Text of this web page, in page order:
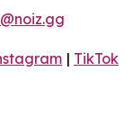
| TikTok